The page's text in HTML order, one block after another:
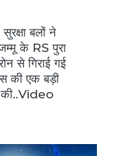
बलों ने
के RS पुरा
से गिराई गई
की एक बड़ी
की..Video